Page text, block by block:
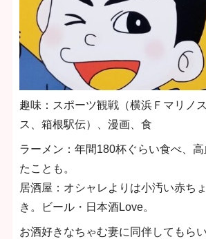
趣味：スポーツ観戦（横浜Ｆマリノ
ス、箱根駅伝）、漫画、食
ラーメン：年間180杯ぐらい食べ、
たことも。
居酒屋：オシャレよりは小汚い赤ち
き。ビール・日本酒Love。
お酒好きなちゃむ妻に同伴してもら